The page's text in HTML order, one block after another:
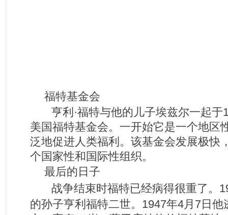
福特基金会
亨利·福特与他的儿子埃兹尔一起于
美国福特基金会。一开始它是一个地区
泛地促进人类福利。该基金会发展极快
个国家性和国际性组织。
最后的日子
战争结束时福特已经病得很重了。
的孙子亨利福特二世。1947年4月7日